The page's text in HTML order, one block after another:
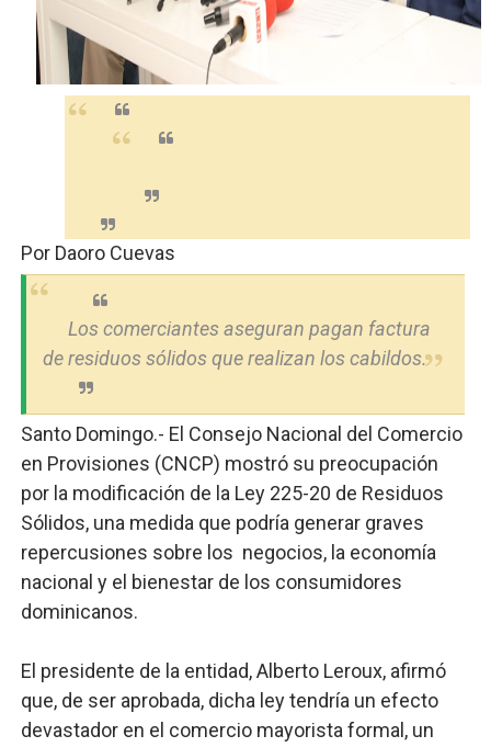
Banco Popular escala 17 posiciones en los mil
SNS y el SRSO actualizan Manual de Comunicación
Osiris de León responde a Roberto Tineo y a Yeisy
Por Daoro Cuevas
Los comerciantes aseguran pagan factura
de residuos sólidos que realizan los cabildos.
Santo Domingo.- El Consejo Nacional del Comercio
en Provisiones (CNCP) mostró su preocupación
por la modificación de la Ley 225-20 de Residuos
Sólidos, una medida que podría generar graves
repercusiones sobre los negocios, la economía
nacional y el bienestar de los consumidores
dominicanos.
El presidente de la entidad, Alberto Leroux, afirmó
que, de ser aprobada, dicha ley tendría un efecto
devastador en el comercio mayorista formal, un